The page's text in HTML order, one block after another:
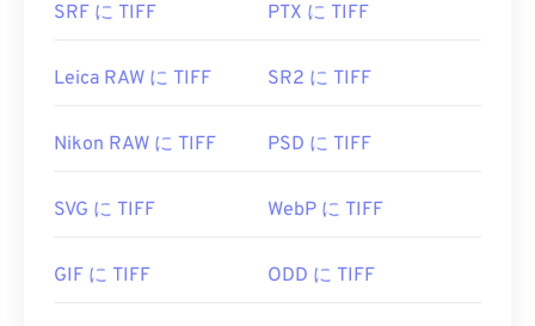
SRF に TIFF PTX に TIFF
Leica RAW に TIFF SR2 に TIFF
Nikon RAW に TIFF PSD に TIFF
SVG に TIFF WebP に TIFF
GIF に TIFF ODD に TIFF